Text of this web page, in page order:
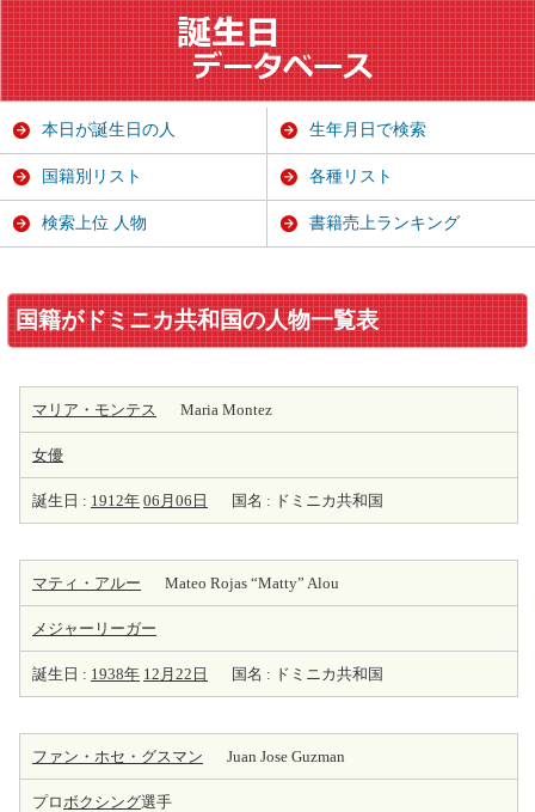
国籍がドミニカ共和国の人物一覧表
マリア・モンテス Maria Montez
女優
誕生日 : 1912年 06月06日 国名 : ドミニカ共和国
マティ・アルー Mateo Rojas “Matty” Alou
メジャーリーガー
誕生日 : 1938年 12月22日 国名 : ドミニカ共和国
ファン・ホセ・グスマン Juan Jose Guzman
プロボクシング選手
本日が誕生日の人 生年月日で検索
国籍別リスト 各種リスト
検索上位 人物 書籍売上ランキング